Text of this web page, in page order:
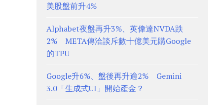
美股盤前升4%
Alphabet夜盤再升3%、英偉達NVDA跌
2% META傳洽談斥數十億美元購Google
的TPU
Google升6%、盤後再升逾2% Gemini
3.0「生成式UI」開始產金？